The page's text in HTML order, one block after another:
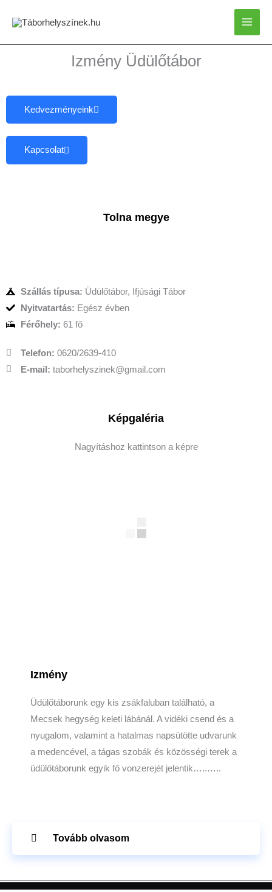
Izmény Üdülőtábor
Kedvezményeink
Kapcsolat
Tolna megye
Szállás típusa: Üdülőtábor, Ifjúsági Tábor
Nyitvatartás: Egész évben
Férőhely: 61 fő
Telefon: 0620/2639-410
E-mail: taborhelyszinek@gmail.com
Képgaléria
Nagyításhoz kattintson a képre
Izmény
Üdülőtáborunk egy kis zsákfaluban található, a
Mecsek hegység keleti lábánál. A vidéki csend és a
nyugalom, valamint a hatalmas napsütötte udvarunk
a medencével, a tágas szobák és közösségi terek a
üdülőtáborunk egyik fő vonzerejét jelentik…..…..
Tovább olvasom